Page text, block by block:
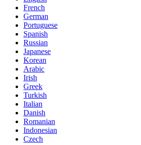
French
German
Portuguese
Spanish
Russian
Japanese
Korean
Arabic
Irish
Greek
Turkish
Italian
Danish
Romanian
Indonesian
Czech